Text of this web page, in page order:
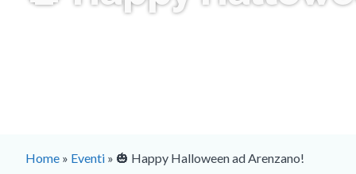
Home » Eventi » 🎃 Happy Halloween ad Arenzano!